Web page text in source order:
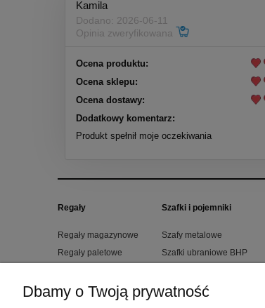
Kamila
Dodano: 2026-06-11
Opinia zweryfikowana
Ocena produktu:
Ocena sklepu:
Ocena dostawy:
Dodatkowy komentarz:
Produkt spełnił moje oczekiwania
Regały
Regały magazynowe
Regały paletowe
wysokiego składowania
Regały do archiwum
Regały do garażu
Szafki i pojemniki
Szafy metalowe
Szafki ubraniowe BHP
Pojemniki transportowe
Dbamy o Twoją prywatność